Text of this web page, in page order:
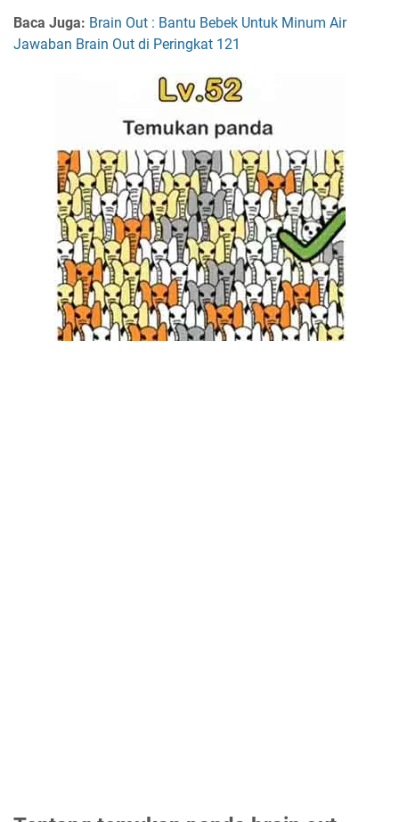
Baca Juga: Brain Out : Bantu Bebek Untuk Minum Air
Jawaban Brain Out di Peringkat 121